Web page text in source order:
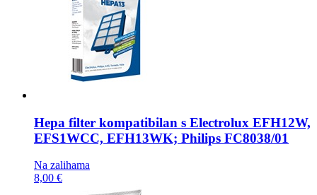
Hepa filter kompatibilan s Electrolux EFH12W,
EFS1WCC, EFH13WK; Philips FC8038/01
Na zalihama
8,00 €